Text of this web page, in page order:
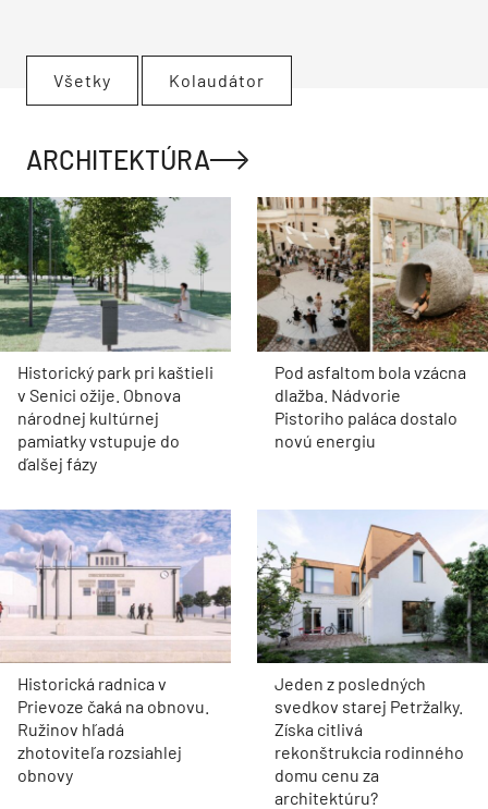
Všetky Kolaudátor
ARCHITEKTÚRA
Historický park pri kaštieli
v Senici ožije. Obnova
národnej kultúrnej
pamiatky vstupuje do
ďalšej fázy
Pod asfaltom bola vzácna
dlažba. Nádvorie
Pistoriho paláca dostalo
novú energiu
Historická radnica v
Prievoze čaká na obnovu.
Ružinov hľadá
zhotoviteľa rozsiahlej
obnovy
Jeden z posledných
svedkov starej Petržalky.
Získa citlivá
rekonštrukcia rodinného
domu cenu za
architektúru?